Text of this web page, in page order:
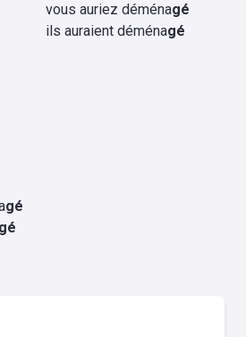
vous auriez déménagé
ils auraient déménagé
gé
gé